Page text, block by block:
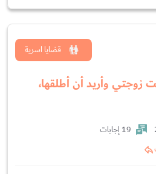
وأريد أن أطلقها،
قضايا اسرية
19 إجابات